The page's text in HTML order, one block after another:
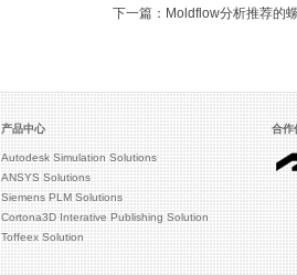
下一篇：Moldflow分析推荐的
产品中心
Autodesk Simulation Solutions
ANSYS Solutions
Siemens PLM Solutions
Cortona3D Interative Publishing Solution
Toffeex Solution
合作